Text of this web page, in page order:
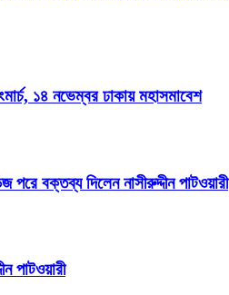
১৪ নভেম্বর ঢাকায় মহাসমাবেশ
বক্তব্য দিলেন নাসীরুদ্দীন পাটওয়ারী
পাটওয়ারী